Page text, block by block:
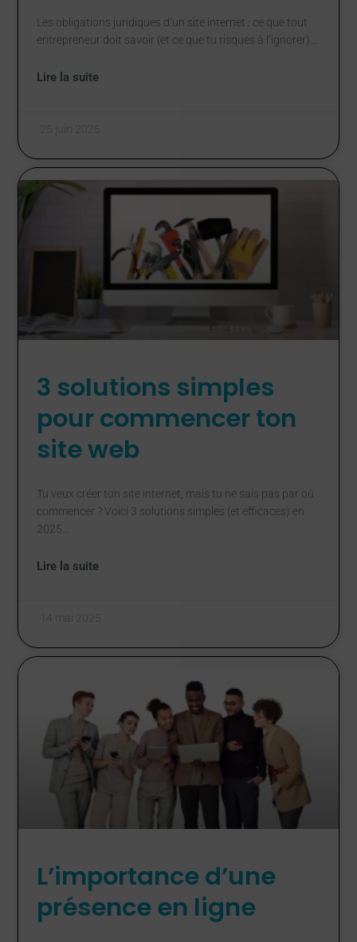
Les obligations juridiques d’un site internet : ce que tout
entrepreneur doit savoir (et ce que tu risques à l’ignorer)…
Lire la suite
3 solutions simples
pour commencer ton
site web
Tu veux créer ton site internet, mais tu ne sais pas par où
commencer ? Voici 3 solutions simples (et efficaces) en
2025…
Lire la suite
L’importance d’une
présence en ligne